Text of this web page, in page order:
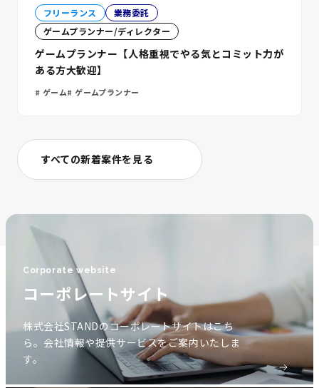
フリーランス
業務委託
ゲームプランナー/ディレクター
ゲームプランナー【人格重視でやる気とコミット力が
ある方大歓迎】
ゲーム ゲームプランナー
すべての新着案件を見る
Corporate website
コーポレートサイト
株式会社STANDのコーポレートサイトはこち
ら。会社情報や提供サービスをご案内いたしま
す。